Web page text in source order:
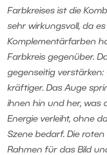
Farbkreises ist die
sehr wirkungsvoll, da
Komplementärfarben
Farbkreis gegenüber.
gegenseitig
kräftiger. Das Auge
ihnen hin und her, was
Energie verleiht, ohne
Szene bedarf. Die
Rahmen für das Bild